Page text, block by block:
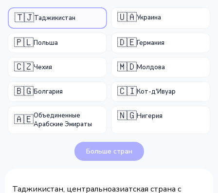
🇹🇯Таджикистан 🇺🇦Украина
🇵🇱Польша 🇩🇪Германия
🇨🇿Чехия 🇲🇩Молдова
🇧🇬Болгария 🇨🇮Кот-д'Ивуар
🇦🇪Объединенные
Арабские Эмираты
🇳🇬Нигерия
Больше стран
Таджикистан, центральноазиатская страна с